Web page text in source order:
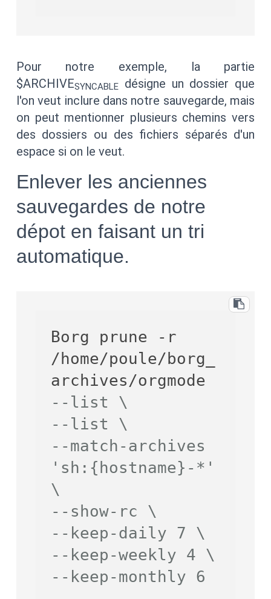
Pour notre exemple, la partie
$ARCHIVESYNCABLEdésigne un dossier que
l'on veut inclure dans notre sauvegarde, mais
on peut mentionner plusieurs chemins vers
des dossiers ou des fichiers séparés d'un
espace si on le veut.
Enlever les anciennes
sauvegardes de notre
dépot en faisant un tri
automatique.
Borg prune -r
/home/poule/borg_
--list \
--list \
--match-archives
'sh:{hostname}-*'
\
--show-rc \
--keep-daily 7 \
--keep-weekly 4 \
--keep-monthly 6